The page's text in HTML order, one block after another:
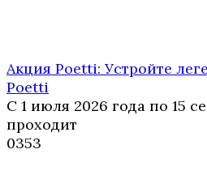
Акция Poetti: Устройте
Poetti
С 1 июля 2026 года по 15
проходит
0353